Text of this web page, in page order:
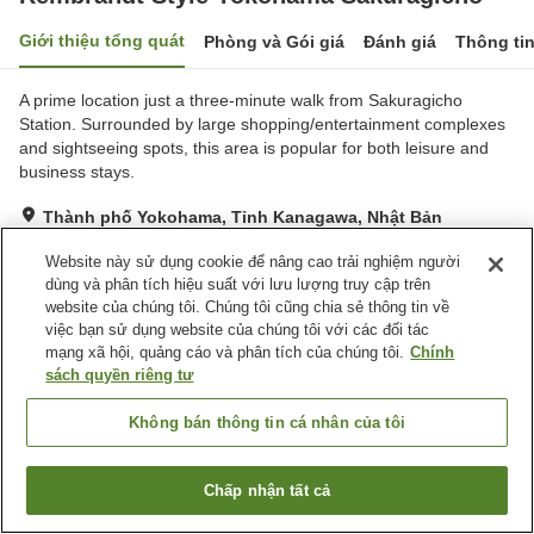
Giới thiệu tổng quát Phòng và Gói giá Đánh giá Thông
A prime location just a three-minute walk from Sakuragicho
Station. Surrounded by large shopping/entertainment complexes
and sightseeing spots, this area is popular for both leisure and
business stays.
Thành phố Yokohama, Tỉnh Kanagawa, Nhật Bản
Tuyệt vời Đánh giá:499 lượt
Trang chủ Nhật Bản Tỉnh Kanagawa
Thành phố Yokohama
Rembrandt Style Yokohama Sakuragicho
Tìm phòng trống
Website này sử dụng cookie để nâng cao trải nghiệm người
dùng và phân tích hiệu suất với lưu lượng truy cập trên
website của chúng tôi. Chúng tôi cũng chia sẻ thông tin về
việc bạn sử dụng website của chúng tôi với các đối tác
mạng xã hội, quảng cáo và phân tích của chúng tôi. Chính
sách quyền riêng tư
Không bán thông tin cá nhân của tôi
Chấp nhận tất cả